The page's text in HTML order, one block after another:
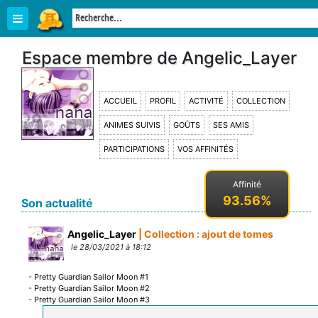
Espace membre de Angelic_Layer
ACCUEIL PROFIL ACTIVITÉ COLLECTION
ANIMES SUIVIS GOÛTS SES AMIS
PARTICIPATIONS VOS AFFINITÉS
Affinité
93.56%
Son actualité
Angelic_Layer | Collection : ajout de tomes
le 28/03/2021 à 18:12
- Pretty Guardian Sailor Moon #1
- Pretty Guardian Sailor Moon #2
- Pretty Guardian Sailor Moon #3